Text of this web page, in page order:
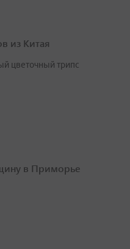
из Китая
цветочный трипс
в Приморье